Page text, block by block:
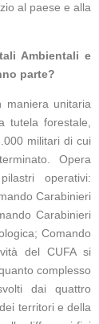
al paese e alla
Ambientali e
parte?
maniera unitaria
tutela forestale,
militari di cui
Opera
operativi:
Carabinieri
Carabinieri
Comando
del CUFA si
complesso
dai quattro
territori e della